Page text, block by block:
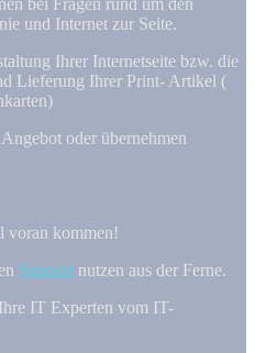
und Internet zur Seite.
Ihrer Internetseite bzw. die
Lieferung Ihrer Print- Artikel (
oder übernehmen
voran kommen!
Support nutzen aus der Ferne.
IT Experten vom IT-